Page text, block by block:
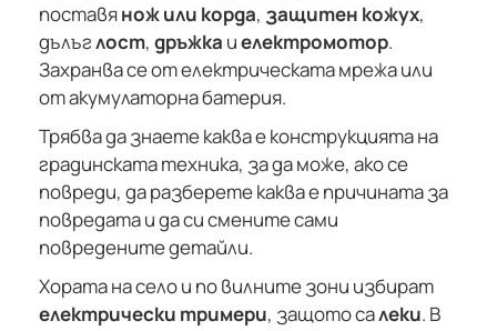
поставянож или корда, защитен кожух,
дълъглост, дръжка иелектромотор.
Захранва се от електрическата мрежа или
от акумулаторна батерия.
Трябва да знаете каква е конструкцията на
градинската техника, за да може, ако се
повреди, да разберете каква е причината за
повредата и да си смените сами
повредените детайли.
Хората на село и по вилните зони избират
електрически тримери, защото салеки. В